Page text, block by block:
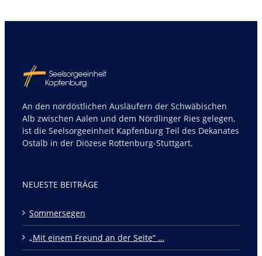
An den nordöstlichen Ausläufern der Schwäbischen
Alb zwischen Aalen und dem Nördlinger Ries gelegen,
ist die Seelsorgeeinheit Kapfenburg Teil des Dekanates
Ostalb in der Diözese Rottenburg-Stuttgart.
NEUESTE BEITRÄGE
Sommersegen
„Mit einem Freund an der Seite“ …